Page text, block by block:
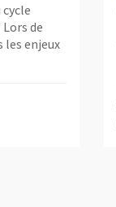
de
les enjeux